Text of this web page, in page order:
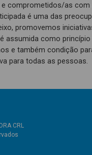
comprometidos/as com
é uma das
promovemos
assumida como
e também condição
para todas as pessoas.
CRL